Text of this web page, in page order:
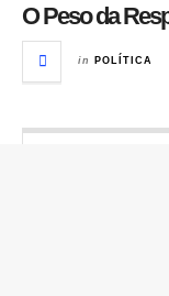
O Peso da
in POLÍTICA